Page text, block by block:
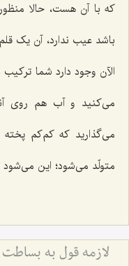
که با آن هست، حالا
باشد عیب ندارد، آن یک
الآن وجود دارد شما
مى‌کنید و آب هم روی
می‌گذارید که کم‌کم
متولّد مى‌شود؛ این